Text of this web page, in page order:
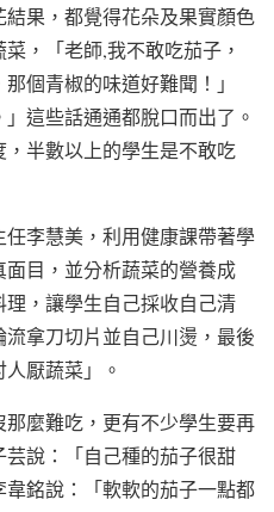
果，都覺得花朵及果實顏色
，「老師,我不敢吃茄子，
個青椒的味道好難聞！」
」這些話通通都脫口而出了。
半數以上的學生是不敢吃
李慧美，利用健康課帶著學
目，並分析蔬菜的營養成
，讓學生自己採收自己清
拿刀切片並自己川燙，最後
厭蔬菜」。
麼難吃，更有不少學生要再
說：「自己種的茄子很甜
銘說：「軟軟的茄子一點都